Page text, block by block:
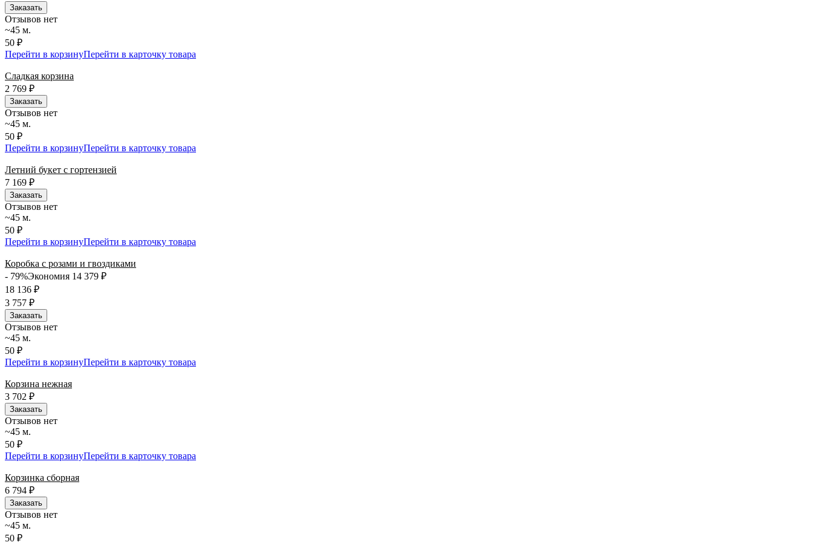
Заказать
Отзывов нет
~45 м.
50 ₽
Перейти в корзинуПерейти в карточку товара
Сладкая корзина
2 769 ₽
Заказать
Отзывов нет
~45 м.
50 ₽
Перейти в корзинуПерейти в карточку товара
Летний букет с гортензией
7 169 ₽
Заказать
Отзывов нет
~45 м.
50 ₽
Перейти в корзинуПерейти в карточку товара
Коробка с розами и гвоздиками
- 79%Экономия 14 379 ₽
18 136 ₽
3 757 ₽
Заказать
Отзывов нет
~45 м.
50 ₽
Перейти в корзинуПерейти в карточку товара
Корзина нежная
3 702 ₽
Заказать
Отзывов нет
~45 м.
50 ₽
Перейти в корзинуПерейти в карточку товара
Корзинка сборная
6 794 ₽
Заказать
Отзывов нет
~45 м.
50 ₽